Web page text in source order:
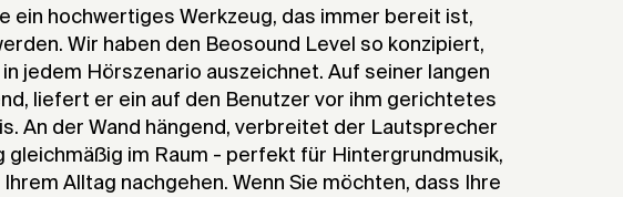
ein hochwertiges Werkzeug, das immer bereit ist,
Wir haben den Beosound Level so konzipiert,
jedem Hörszenario auszeichnet. Auf seiner langen
liefert er ein auf den Benutzer vor ihm gerichtetes
An der Wand hängend, verbreitet der Lautsprecher
gleichmäßig im Raum - perfekt für Hintergrundmusik,
Ihrem Alltag nachgehen. Wenn Sie möchten, dass Ihre